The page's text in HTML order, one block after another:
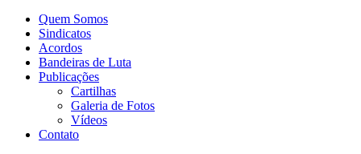
Quem Somos
Sindicatos
Acordos
Bandeiras de Luta
Publicações
Cartilhas
Galeria de Fotos
Vídeos
Contato